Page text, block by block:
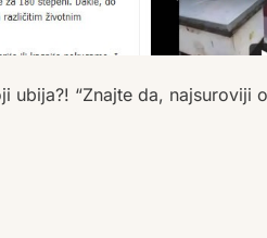
ubija?! “Znajte da, najsuroviji